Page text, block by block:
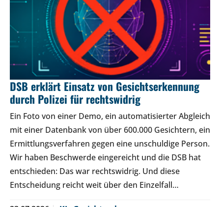
DSB erklärt Einsatz von Gesichtserkennung
durch Polizei für rechtswidrig
Ein Foto von einer Demo, ein automatisierter Abgleich
mit einer Datenbank von über 600.000 Gesichtern, ein
Ermittlungsverfahren gegen eine unschuldige Person.
Wir haben Beschwerde eingereicht und die DSB hat
entschieden: Das war rechtswidrig. Und diese
Entscheidung reicht weit über den Einzelfall…